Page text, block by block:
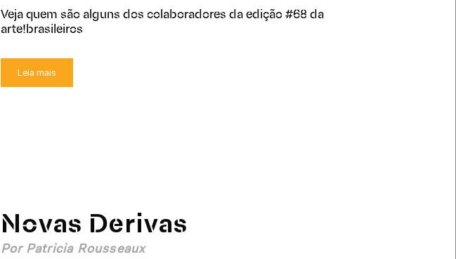
Veja quem são alguns dos colaboradores da edição #68 da
arte!brasileiros
Leia mais
Novas Derivas
Por Patricia Rousseaux